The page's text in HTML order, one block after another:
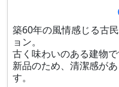
築60年の風情感じる古
ョン。
古く味わいのある建物
新品のため、清潔感が
す。